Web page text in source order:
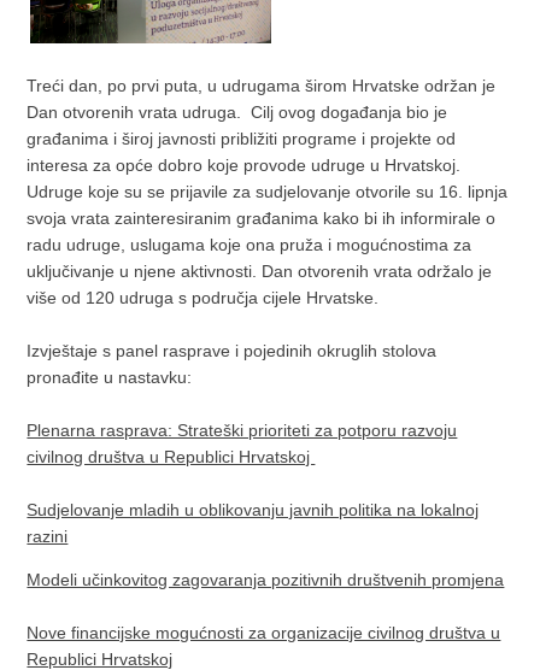
Treći dan, po prvi puta, u udrugama širom Hrvatske održan je
Dan otvorenih vrata udruga. Cilj ovog događanja bio je
građanima i široj javnosti približiti programe i projekte od
interesa za opće dobro koje provode udruge u Hrvatskoj.
Udruge koje su se prijavile za sudjelovanje otvorile su 16. lipnja
svoja vrata zainteresiranim građanima kako bi ih informirale o
radu udruge, uslugama koje ona pruža i mogućnostima za
uključivanje u njene aktivnosti. Dan otvorenih vrata održalo je
više od 120 udruga s područja cijele Hrvatske.
Izvještaje s panel rasprave i pojedinih okruglih stolova
pronađite u nastavku:
Plenarna rasprava: Strateški prioriteti za potporu razvoju
civilnog društva u Republici Hrvatskoj
Sudjelovanje mladih u oblikovanju javnih politika na lokalnoj
razini
Modeli učinkovitog zagovaranja pozitivnih društvenih promjena
Nove financijske mogućnosti za organizacije civilnog društva u
Republici Hrvatskoj